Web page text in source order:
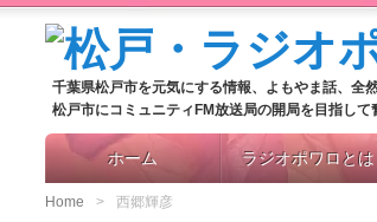
千葉県松戸市を元気にする情報、よもやま話、全
松戸市にコミュニティFM放送局の開局を目指して
ホーム ラジオポワロとは
Home 西郷輝彦